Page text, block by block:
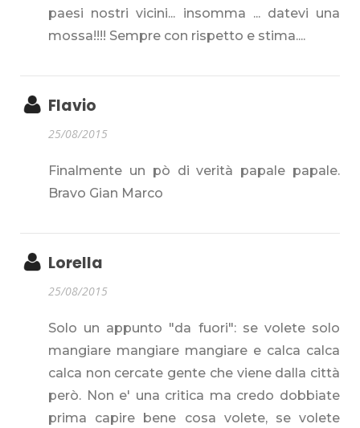
paesi nostri vicini... insomma ... datevi una
mossa!!!! Sempre con rispetto e stima....
Flavio
25/08/2015
Finalmente un pò di verità papale papale.
Bravo Gian Marco
Lorella
25/08/2015
Solo un appunto "da fuori": se volete solo
mangiare mangiare mangiare e calca calca
calca non cercate gente che viene dalla città
però. Non e' una critica ma credo dobbiate
prima capire bene cosa volete, se volete